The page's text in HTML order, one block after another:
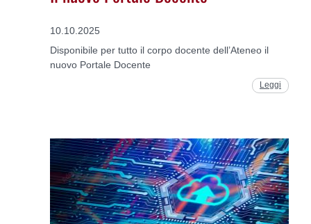
10.10.2025
Disponibile per tutto il corpo docente dell’Ateneo il
nuovo Portale Docente
Leggi